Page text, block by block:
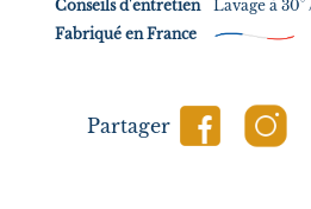
Conseils d'entretien
Fabriqué en France
Lavage à 30°
Partager